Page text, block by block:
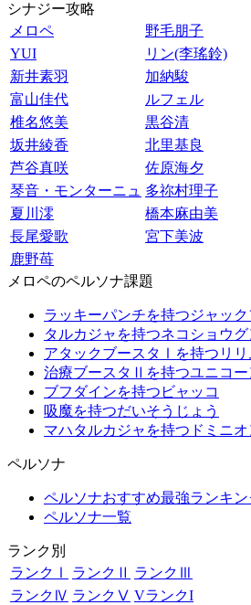
シナジー攻略
メロペ
野毛朋子
YUI
リン(李瑤鈴)
新井素羽
加納駿
富山佳代
ルフェル
椎名悠美
黒谷清
坂井綾香
北里基良
芦谷真咲
佐原海夕
琴音・モンターニュ 多祢村理子
夏川澪
橋本麻由美
長尾愛歌
宮下美波
鹿野苺
メロペのペルソナ課題
ラッキーパンチを持つジャック
タルカジャを持つネコショウグ
アタックブースタⅠを持つリリ
治療ブースタⅡを持つユニコー
ブフダインを持つビャッコ
吸魔を持つだいそうじょう
マハタルカジャを持つドミニオ
ペルソナ
ペルソナおすすめ最強ランキン
ペルソナ一覧
ランク別
ランクⅠ
ランクⅡ ランクⅢ
ランクⅣ ランクⅤ VランクI